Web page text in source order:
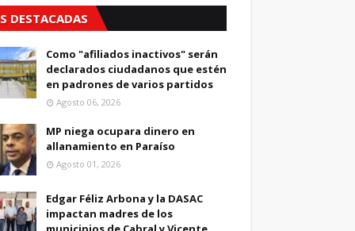
DESTACADAS
Como "afiliados inactivos" serán
declarados ciudadanos que estén
en padrones de varios partidos
Agosto 06, 2026
MP niega ocupara dinero en
allanamiento en Paraíso
Agosto 01, 2026
Edgar Féliz Arbona y la DASAC
impactan madres de los